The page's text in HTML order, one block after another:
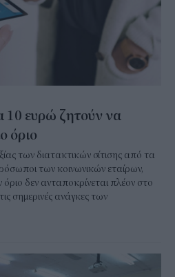
10 ευρώ ζητούν να
όριο
των διατακτικών σίτισης από τα
των κοινωνικών εταίρων,
όριο δεν ανταποκρίνεται πλέον στο
σημερινές ανάγκες των